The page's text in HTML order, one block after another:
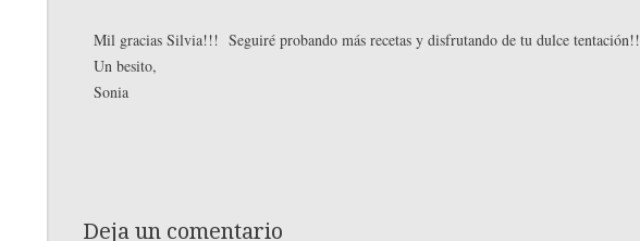
Mil gracias Silvia!!! Seguiré probando más recetas y disfrutando de tu dulce tentación!!
Un besito,
Sonia
Deja un comentario